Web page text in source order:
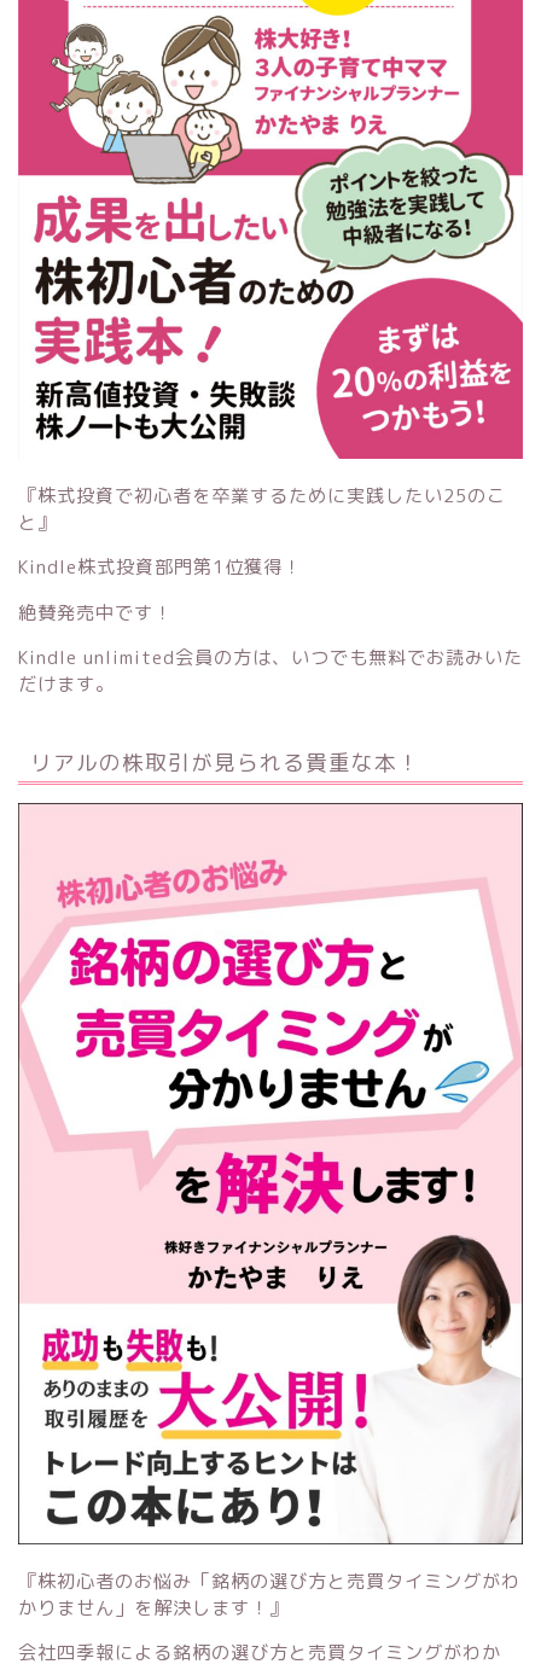
『株式投資で初心者を卒業するために実践したい25のこ
と』
Kindle株式投資部門第1位獲得！
絶賛発売中です！
Kindle unlimited会員の方は、いつでも無料でお読みいた
だけます。
リアルの株取引が見られる貴重な本！
『株初心者のお悩み「銘柄の選び方と売買タイミングがわ
かりません」を解決します！』
会社四季報による銘柄の選び方と売買タイミングがわか